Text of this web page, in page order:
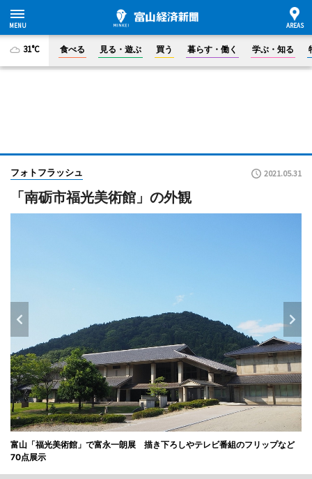
31°C 食べる 見る・遊ぶ 買う 暮らす・働く 学ぶ・知る
フォトフラッシュ 2021.05.31
「南砺市福光美術館」の外観
富山「福光美術館」で富永一朗展 描き下ろしやテレビ番組のフリップなど
70点展示